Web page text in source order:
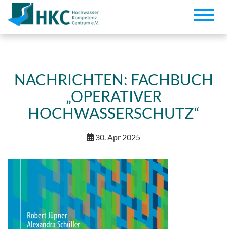
Toggle
NACHRICHTEN: FACHBUCH
„OPERATIVER
HOCHWASSERSCHUTZ“
30. Apr 2025